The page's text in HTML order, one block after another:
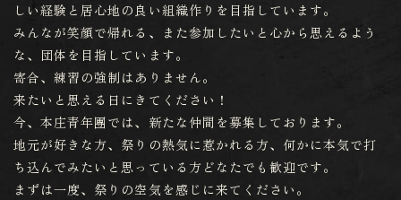
しい経験と居心地の良い組織作りを目指しています。
みんなが笑顔で帰れる、また参加したいと心から思えるよう
な、団体を目指しています。
寄合、練習の強制はありません。
来たいと思える日にきてください！
今、本庄青年團では、新たな仲間を募集しております。
地元が好きな方、祭りの熱気に惹かれる方、何かに本気で打
ち込んでみたいと思っている方どなたでも歓迎です。
まずは一度、祭りの空気を感じに来てください。